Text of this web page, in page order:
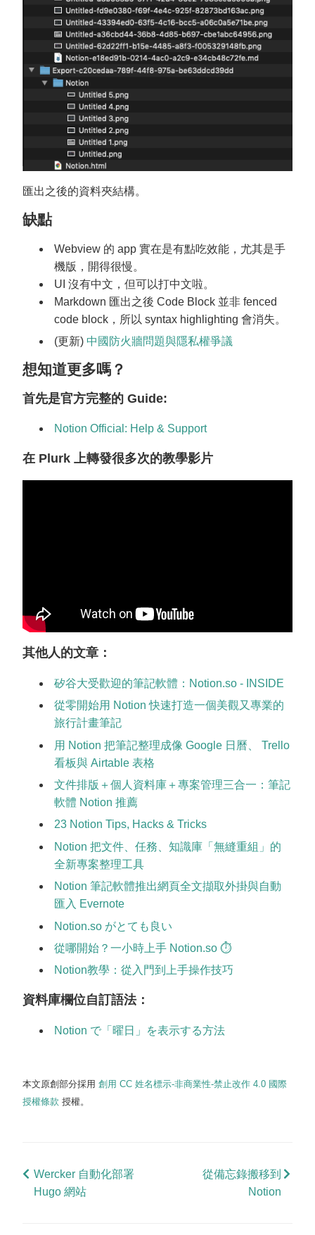
匯出之後的資料夾結構。
缺點
Webview 的 app 實在是有點吃效能，尤其是手
機版，開得很慢。
UI 沒有中文，但可以打中文啦。
Markdown 匯出之後 Code Block 並非 fenced
code block，所以 syntax highlighting 會消失。
(更新) 中國防火牆問題與隱私權爭議
想知道更多嗎？
首先是官方完整的 Guide:
Notion Official: Help & Support
在 Plurk 上轉發很多次的教學影片
其他人的文章：
矽谷大受歡迎的筆記軟體：Notion.so - INSIDE
從零開始用 Notion 快速打造一個美觀又專業的
旅行計畫筆記
用 Notion 把筆記整理成像 Google 日曆、 Trello
看板與 Airtable 表格
文件排版＋個人資料庫＋專案管理三合一：筆記
軟體 Notion 推薦
23 Notion Tips, Hacks & Tricks
Notion 把文件、任務、知識庫「無縫重組」的
全新專案整理工具
Notion 筆記軟體推出網頁全文擷取外掛與自動
匯入 Evernote
Notion.so がとても良い
從哪開始？一小時上手 Notion.so ⏱
Notion教學：從入門到上手操作技巧
資料庫欄位自訂語法：
Notion で「曜日」を表示する方法
本文原創部分採用 創用 CC 姓名標示-非商業性-禁止改作 4.0 國際
授權條款 授權。
Wercker 自動化部署
Hugo 網站
從備忘錄搬移到
Notion